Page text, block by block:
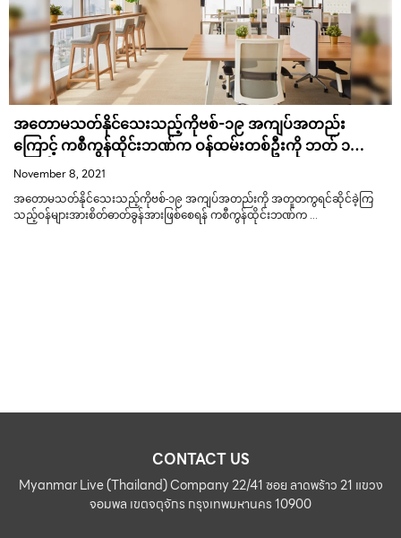
အတောမသတ်နိုင်သေးသည့်ကိုဗစ်-၁၉ အကျပ်အတည်း
ကြောင့် ကစီကွန်ထိုင်းဘဏ်က ဝန်ထမ်းတစ်ဦးကို ဘတ် ၁
သောင်းထောက်ပံ့
November 8, 2021
အတောမသတ်နိုင်သေးသည့်ကိုဗစ်-၁၉ အကျပ်အတည်းကို အတူတကွရင်ဆိုင်ခဲ့ကြ
သည့်ဝန်များအားစိတ်ဓာတ်ခွန်အားဖြစ်စေရန် ကစီကွန်ထိုင်းဘဏ်က …
CONTACT US
Myanmar Live (Thailand) Company 22/41 ซอย ลาดพร้าว 21 แขวง
จอมพล เขตจตุจักร กรุงเทพมหานคร 10900